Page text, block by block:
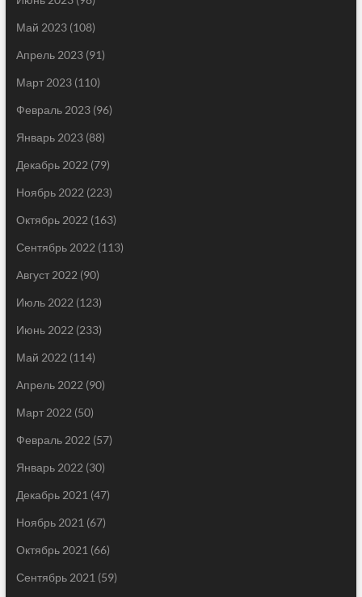
Май 2023(108)
Апрель 2023(91)
Март 2023(110)
Февраль 2023(96)
Январь 2023(88)
Декабрь 2022 (79)
Ноябрь 2022 (223)
Октябрь 2022 (163)
Сентябрь 2022 (113)
Август 2022 (90)
Июль 2022 (123)
Июнь 2022 (233)
Май 2022 (114)
Апрель 2022 (90)
Март 2022 (50)
Февраль 2022 (57)
Январь 2022 (30)
Декабрь 2021 (47)
Ноябрь 2021 (67)
Октябрь 2021 (66)
Сентябрь 2021 (59)